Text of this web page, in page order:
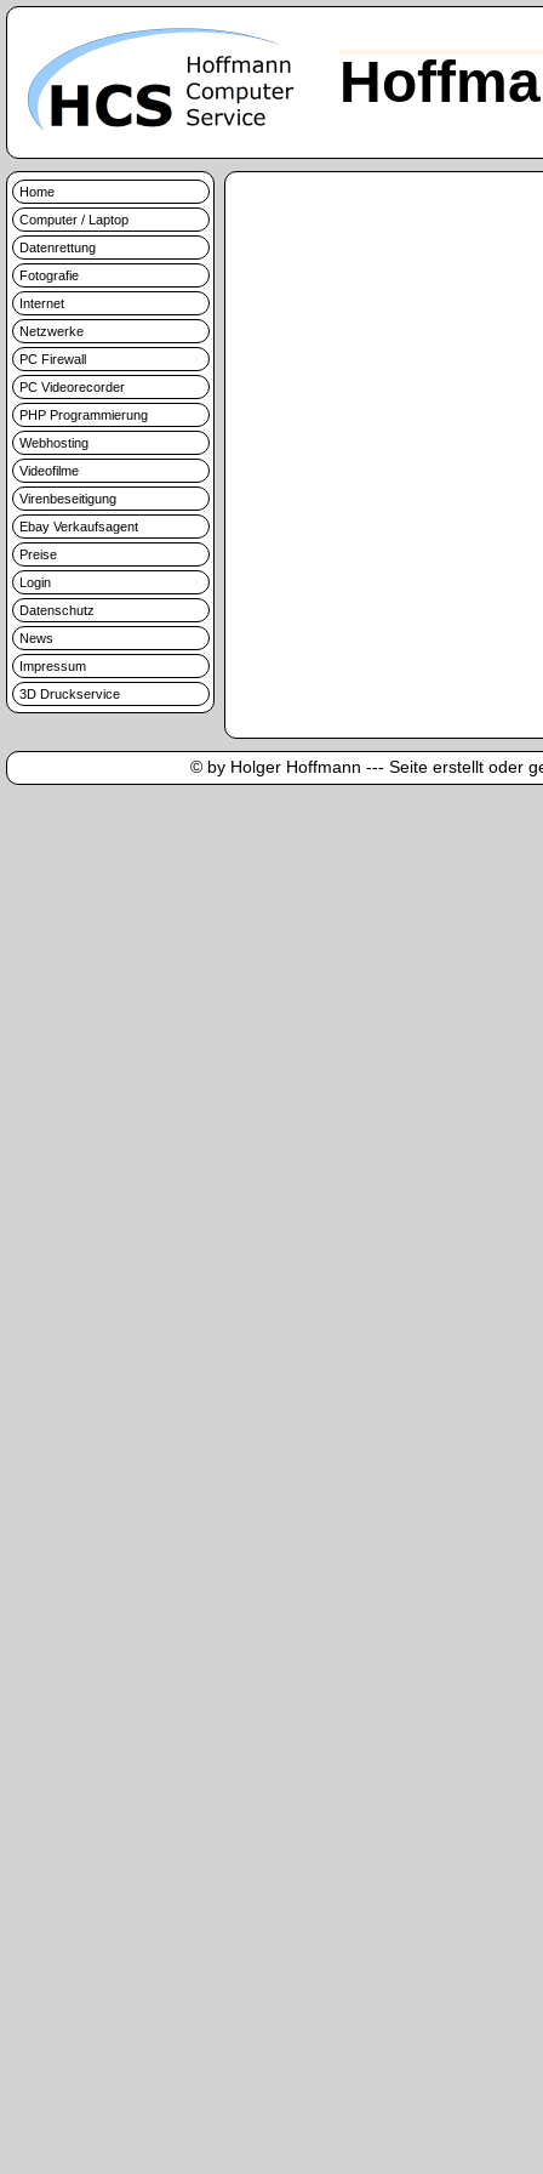
Home
Computer / Laptop
Datenrettung
Fotografie
Internet
Netzwerke
PC Firewall
PC Videorecorder
PHP Programmierung
Webhosting
Videofilme
Virenbeseitigung
Ebay Verkaufsagent
Preise
Login
Datenschutz
News
Impressum
3D Druckservice
© by Holger Hoffmann --- Seite erstellt oder